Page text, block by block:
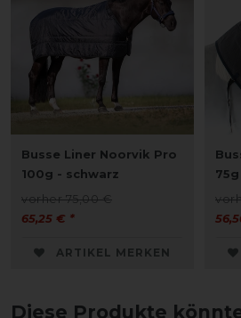
Busse Liner Noorvik Pro
100g - schwarz
vorher 75,00 €
65,25 € *
ARTIKEL MERKEN
Diese Produkte